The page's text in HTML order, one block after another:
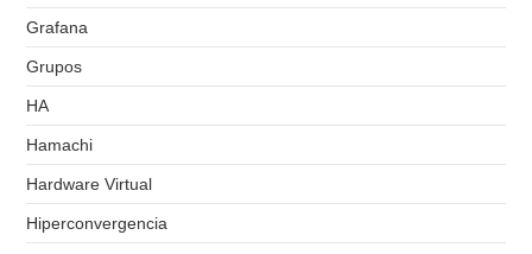
Grafana
Grupos
HA
Hamachi
Hardware Virtual
Hiperconvergencia